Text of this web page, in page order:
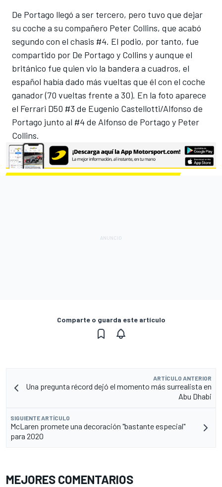
De Portago llegó a ser tercero, pero tuvo que dejar
su coche a su compañero Peter Collins, que acabó
segundo con el chasis #4. El podio, por tanto, fue
compartido por De Portago y Collins y aunque el
británico fue quien vio la bandera a cuadros, el
español había dado más vueltas que él con el coche
ganador (70 vueltas frente a 30). En la foto aparece
el Ferrari D50 #3 de Eugenio Castellotti/Alfonso de
Portago junto al #4 de Alfonso de Portago y Peter
Collins.
Comparte o guarda este artículo
ARTÍCULO ANTERIOR
Una pregunta récord dejó el momento más surrealista en
Abu Dhabi
SIGUIENTE ARTÍCULO
McLaren promete una decoración "bastante especial"
para 2020
MEJORES COMENTARIOS